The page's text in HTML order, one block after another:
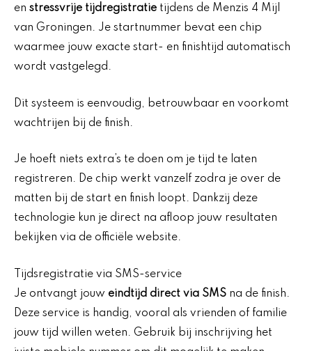
en stressvrije tijdregistratie tijdens de Menzis 4 Mijl
van Groningen. Je startnummer bevat een chip
waarmee jouw exacte start- en finishtijd automatisch
wordt vastgelegd.
Dit systeem is eenvoudig, betrouwbaar en voorkomt
wachtrijen bij de finish.
Je hoeft niets extra’s te doen om je tijd te laten
registreren. De chip werkt vanzelf zodra je over de
matten bij de start en finish loopt. Dankzij deze
technologie kun je direct na afloop jouw resultaten
bekijken via de officiële website.
Tijdsregistratie via SMS-service
Je ontvangt jouw eindtijd direct via SMS na de finish.
Deze service is handig, vooral als vrienden of familie
jouw tijd willen weten. Gebruik bij inschrijving het